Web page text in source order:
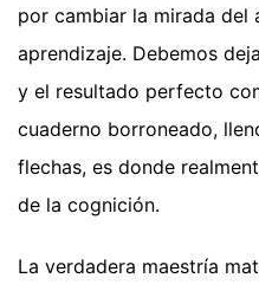
por cambiar la mirada del
aprendizaje. Debemos
y el resultado perfecto
cuaderno borroneado,
flechas, es donde
de la cognición.
La verdadera maestría